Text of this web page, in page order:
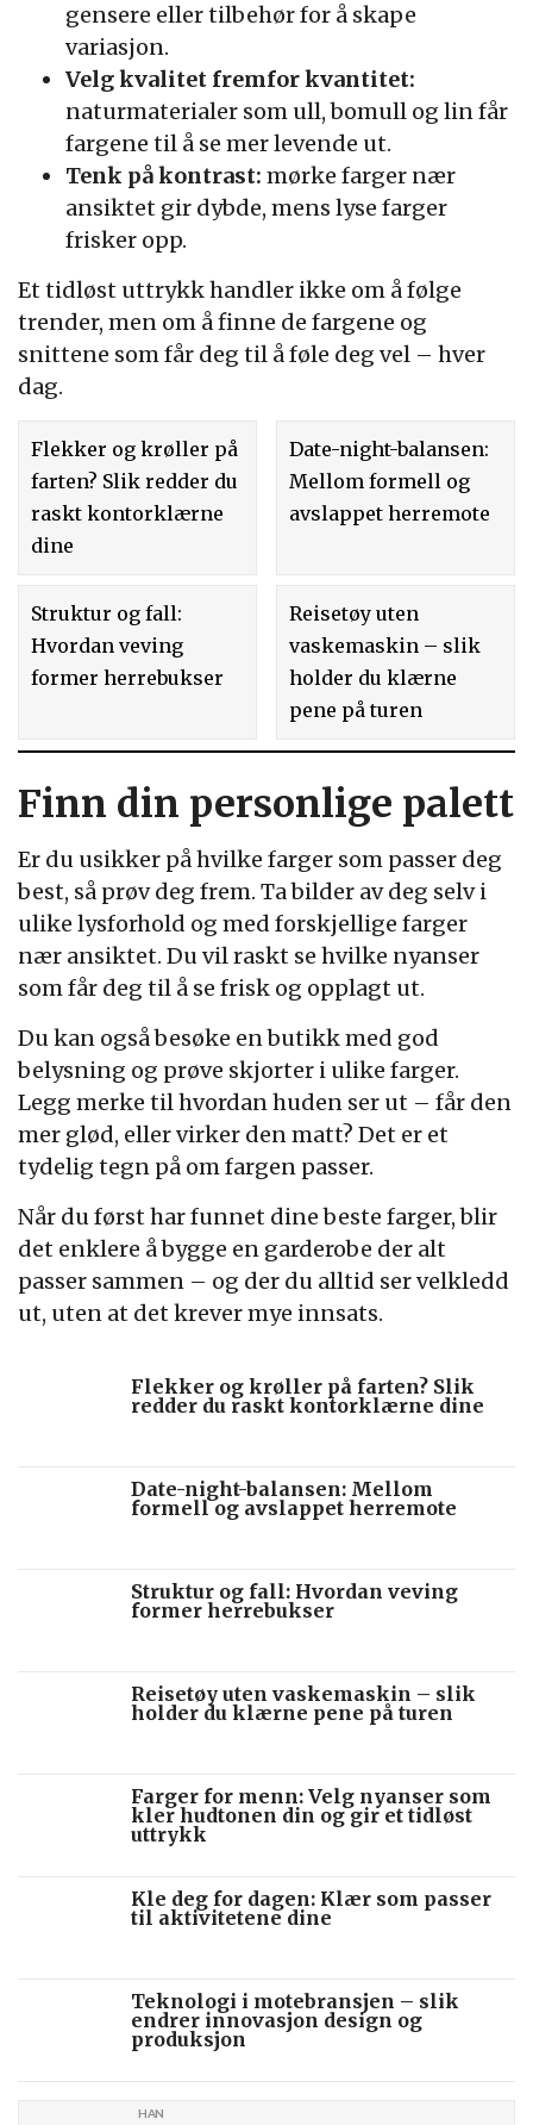
gensere eller tilbehør for å skape
variasjon.
Velg kvalitet fremfor kvantitet:
naturmaterialer som ull, bomull og lin får
fargene til å se mer levende ut.
Tenk på kontrast: mørke farger nær
ansiktet gir dybde, mens lyse farger
frisker opp.
Et tidløst uttrykk handler ikke om å følge
trender, men om å finne de fargene og
snittene som får deg til å føle deg vel – hver
dag.
Flekker og krøller på
farten? Slik redder du
raskt kontorklærne
dine
Date-night-balansen:
Mellom formell og
avslappet herremote
Struktur og fall:
Hvordan veving
former herrebukser
Reisetøy uten
vaskemaskin – slik
holder du klærne
pene på turen
Finn din personlige palett
Er du usikker på hvilke farger som passer deg
best, så prøv deg frem. Ta bilder av deg selv i
ulike lysforhold og med forskjellige farger
nær ansiktet. Du vil raskt se hvilke nyanser
som får deg til å se frisk og opplagt ut.
Du kan også besøke en butikk med god
belysning og prøve skjorter i ulike farger.
Legg merke til hvordan huden ser ut – får den
mer glød, eller virker den matt? Det er et
tydelig tegn på om fargen passer.
Når du først har funnet dine beste farger, blir
det enklere å bygge en garderobe der alt
passer sammen – og der du alltid ser velkledd
ut, uten at det krever mye innsats.
Flekker og krøller på farten? Slik
redder du raskt kontorklærne dine
Date-night-balansen: Mellom
formell og avslappet herremote
Struktur og fall: Hvordan veving
former herrebukser
Reisetøy uten vaskemaskin – slik
holder du klærne pene på turen
Farger for menn: Velg nyanser som
kler hudtonen din og gir et tidløst
uttrykk
Kle deg for dagen: Klær som passer
til aktivitetene dine
Teknologi i motebransjen – slik
endrer innovasjon design og
produksjon
HAN